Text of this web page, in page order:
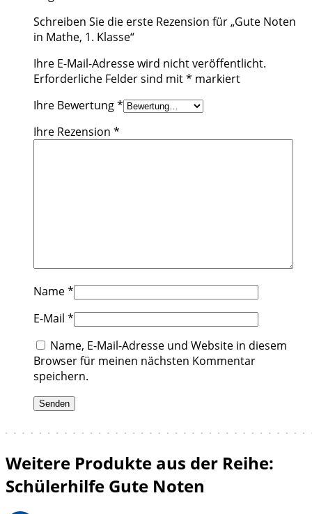
Schreiben Sie die erste Rezension für „Gute Noten
in Mathe, 1. Klasse“
Ihre E-Mail-Adresse wird nicht veröffentlicht.
Erforderliche Felder sind mit* markiert
Ihre Bewertung*
Ihre Rezension *
Name*
E-Mail *
Name, E-Mail-Adresse und Website in diesem
Browser für meinen nächsten Kommentar
speichern.
Weitere Produkte aus der Reihe:
Schülerhilfe Gute Noten